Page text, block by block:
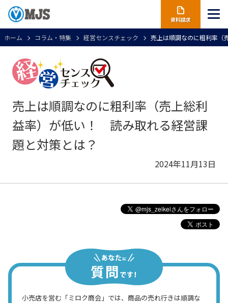
資料請求
ホーム コラム・特集 経営センスチェック 売上は順調なのに粗利率
売上は順調なのに粗利率（売上総利
益率）が低い！ 読み取れる経営課
題と対策とは？
2024年11月13日
小売店を営む「ミロク商会」では、商品の売れ行きは順調な